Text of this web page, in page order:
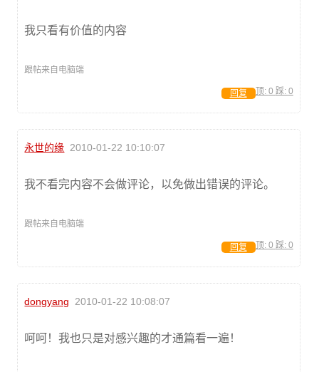
我只看有价值的内容
跟帖来自电脑端
顶: 0 踩: 0
回复
永世的缘 2010-01-22 10:10:07
我不看完内容不会做评论，以免做出错误的评论。
跟帖来自电脑端
顶: 0 踩: 0
回复
dongyang 2010-01-22 10:08:07
呵呵！我也只是对感兴趣的才通篇看一遍！